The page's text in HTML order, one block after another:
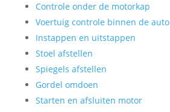
Controle onder de motorkap
Voertuig controle binnen de auto
Instappen en uitstappen
Stoel afstellen
Spiegels afstellen
Gordel omdoen
Starten en afsluiten motor